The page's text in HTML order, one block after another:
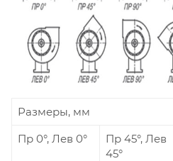
Размеры, мм
Пр 0°, Лев 0°
Пр 45°, Лев
45°